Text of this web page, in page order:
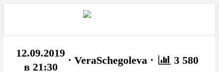
12.09.2019
в 21:30
· VeraSchegoleva · 3 580